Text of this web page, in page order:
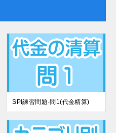
SPI練習問題-問1(代金精算)